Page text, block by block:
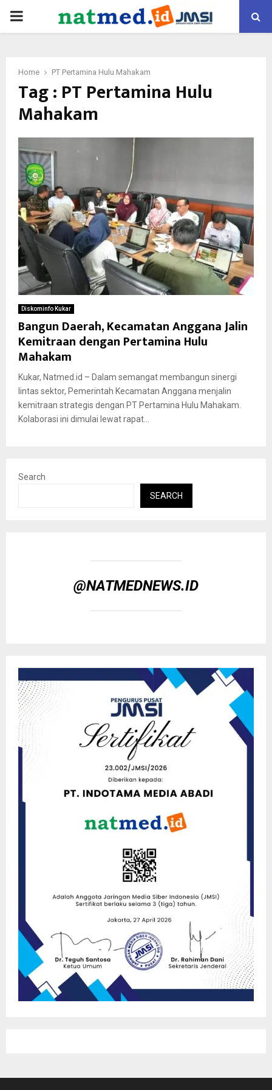
PRIMARY
Home PT Pertamina Hulu Mahakam
Tag : PT Pertamina Hulu
Mahakam
Diskominfo Kukar
Bangun Daerah, Kecamatan Anggana Jalin
Kemitraan dengan Pertamina Hulu
Mahakam
Kukar, Natmed.id – Dalam semangat membangun sinergi
lintas sektor, Pemerintah Kecamatan Anggana menjalin
kemitraan strategis dengan PT Pertamina Hulu Mahakam.
Kolaborasi ini dimulai lewat rapat...
Search
SEARCH
@NATMEDNEWS.ID